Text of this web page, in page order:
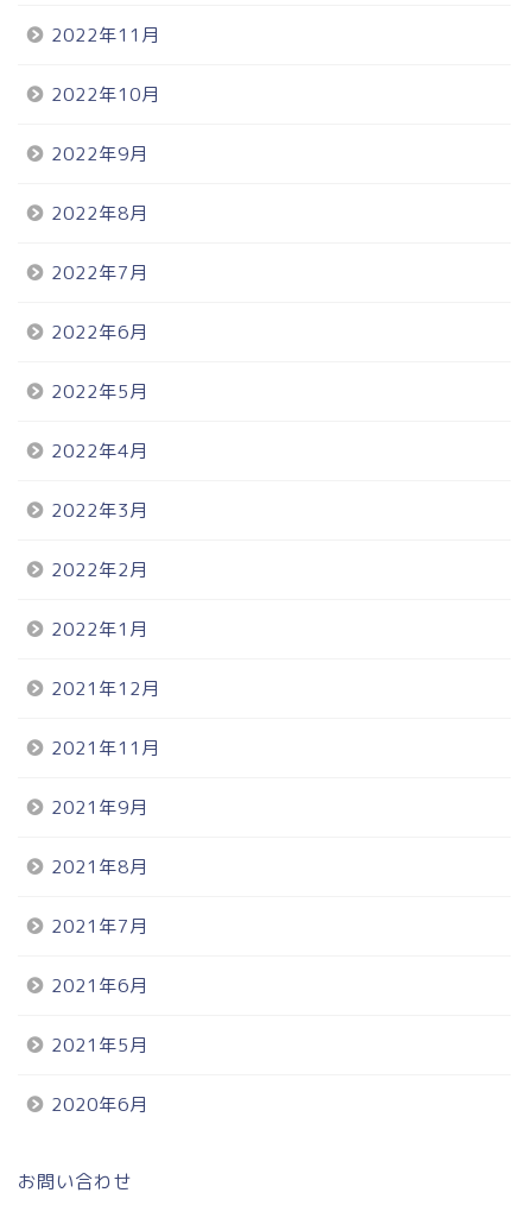
2022年11月
2022年10月
2022年9月
2022年8月
2022年7月
2022年6月
2022年5月
2022年4月
2022年3月
2022年2月
2022年1月
2021年12月
2021年11月
2021年9月
2021年8月
2021年7月
2021年6月
2021年5月
2020年6月
お問い合わせ